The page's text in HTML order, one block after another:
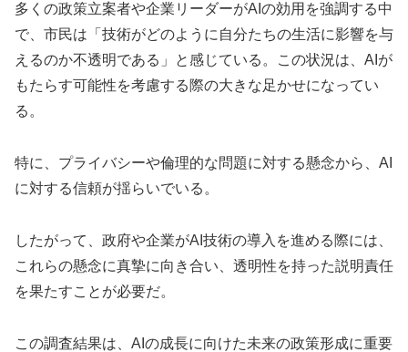
多くの政策立案者や企業リーダーがAIの効用を強調する中
で、市民は「技術がどのように自分たちの生活に影響を与
えるのか不透明である」と感じている。この状況は、AIが
もたらす可能性を考慮する際の大きな足かせになってい
る。
特に、プライバシーや倫理的な問題に対する懸念から、AI
に対する信頼が揺らいでいる。
したがって、政府や企業がAI技術の導入を進める際には、
これらの懸念に真摯に向き合い、透明性を持った説明責任
を果たすことが必要だ。
この調査結果は、AIの成長に向けた未来の政策形成に重要